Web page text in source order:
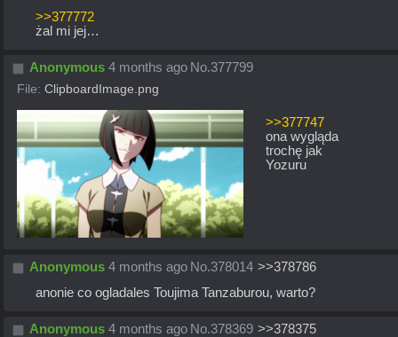
>>377772
żal mi jej…
Anonymous 4 months ago No.377799
File: ClipboardImage.png
>>377747
ona wygląda
trochę jak
Yozuru
Anonymous 4 months ago No.378014 >>378786
anonie co ogladales Toujima Tanzaburou, warto?
Anonymous 4 months ago No.378369 >>378375